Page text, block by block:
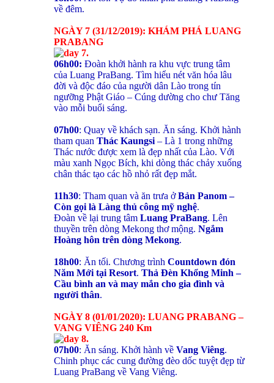
về đêm.
NGÀY 7 (31/12/2019): KHÁM PHÁ LUANG
PRABANG
06h00: Đoàn khởi hành ra khu vực trung tâm
của Luang PraBang. Tìm hiểu nét văn hóa lâu
đời và độc đáo của người dân Lào trong tín
ngưỡng Phật Giáo – Cúng dường cho chư Tăng
vào mỗi buổi sáng.
07h00: Quay về khách sạn. Ăn sáng. Khởi hành
tham quan Thác Kaungsi – Là 1 trong những
Thác nước được xem là đẹp nhất của Lào. Với
màu xanh Ngọc Bích, khi dòng thác chảy xuống
chân thác tạo các hồ nhỏ rất đẹp mắt.
11h30: Tham quan và ăn trưa ởBản Panom –
Còn gọi là Làng thủ công mỹ nghệ.
Đoàn về lại trung tâm Luang PraBang. Lên
thuyền trên dòng Mekong thơ mộng. Ngắm
Hoàng hôn trên dòng Mekong.
18h00: Ăn tối. Chương trình Countdown đón
Năm Mới tại Resort. Thả Đèn Khổng Minh –
Cầu bình an và may mắn cho gia đình và
người thân.
NGÀY 8 (01/01/2020): LUANG PRABANG –
VANG VIÊNG 240 Km
07h00: Ăn sáng. Khởi hành về Vang Viêng.
Chinh phục các cung đường đèo dốc tuyệt đẹp từ
Luang PraBang về Vang Viêng.